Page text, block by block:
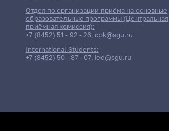
Отдел по организации приёма на основные
образовательные программы (Центральная
приёмная комиссия):
+7 (8452) 51 - 92 - 26, cpk@sgu.ru
International Students:
+7 (8452) 50 - 87 - 07, ied@sgu.ru